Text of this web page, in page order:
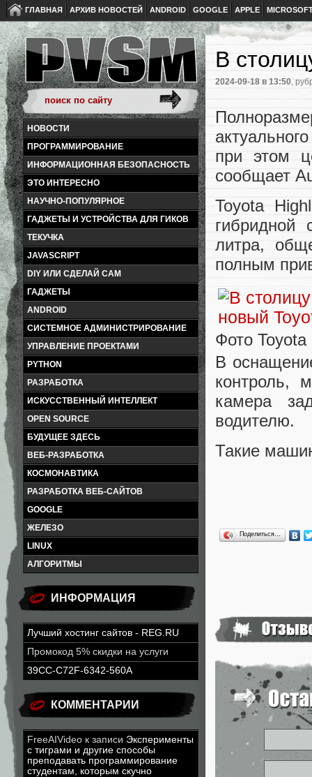
ГЛАВНАЯ АРХИВ НОВОСТЕЙ ANDROID GOOGLE APPLE
НОВОСТИ
ПРОГРАММИРОВАНИЕ
ИНФОРМАЦИОННАЯ БЕЗОПАСНОСТЬ
ЭТО ИНТЕРЕСНО
НАУЧНО-ПОПУЛЯРНОЕ
ГАДЖЕТЫ И УСТРОЙСТВА ДЛЯ ГИКОВ
ТЕКУЧКА
JAVASCRIPT
DIY ИЛИ СДЕЛАЙ САМ
ГАДЖЕТЫ
ANDROID
СИСТЕМНОЕ АДМИНИСТРИРОВАНИЕ
УПРАВЛЕНИЕ ПРОЕКТАМИ
PYTHON
РАЗРАБОТКА
ИСКУССТВЕННЫЙ ИНТЕЛЛЕКТ
OPEN SOURCE
БУДУЩЕЕ ЗДЕСЬ
ВЕБ-РАЗРАБОТКА
КОСМОНАВТИКА
РАЗРАБОТКА ВЕБ-САЙТОВ
GOOGLE
ЖЕЛЕЗО
LINUX
АЛГОРИТМЫ
ИНФОРМАЦИЯ
Лучший хостинг сайтов - REG.RU
Промокод 5% скидки на услуги
39CC-C72F-6342-560A
КОММЕНТАРИИ
FreeAIVideo к записи Эксперименты
с тиграми и другие способы
преподавать программирование
студентам, которым скучно
В
2024-09-18 в 13:50,
при этом
сообщает
Toyota
литра,
полным
Фото Toyota
В
контроль,
камера
водителю.
Такие
Поделиться…